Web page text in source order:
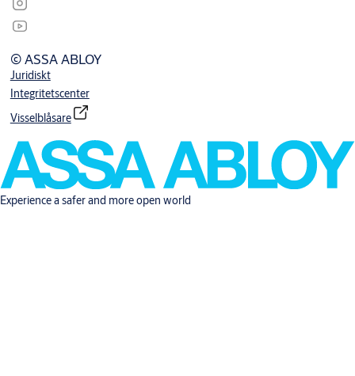
© ASSA ABLOY
Juridiskt
Integritetscenter
Visselblåsare
Experience a safer and more open world